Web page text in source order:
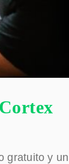
Cortex
gratuito y un